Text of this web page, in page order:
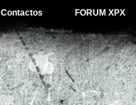
Contactos FORUM XPX